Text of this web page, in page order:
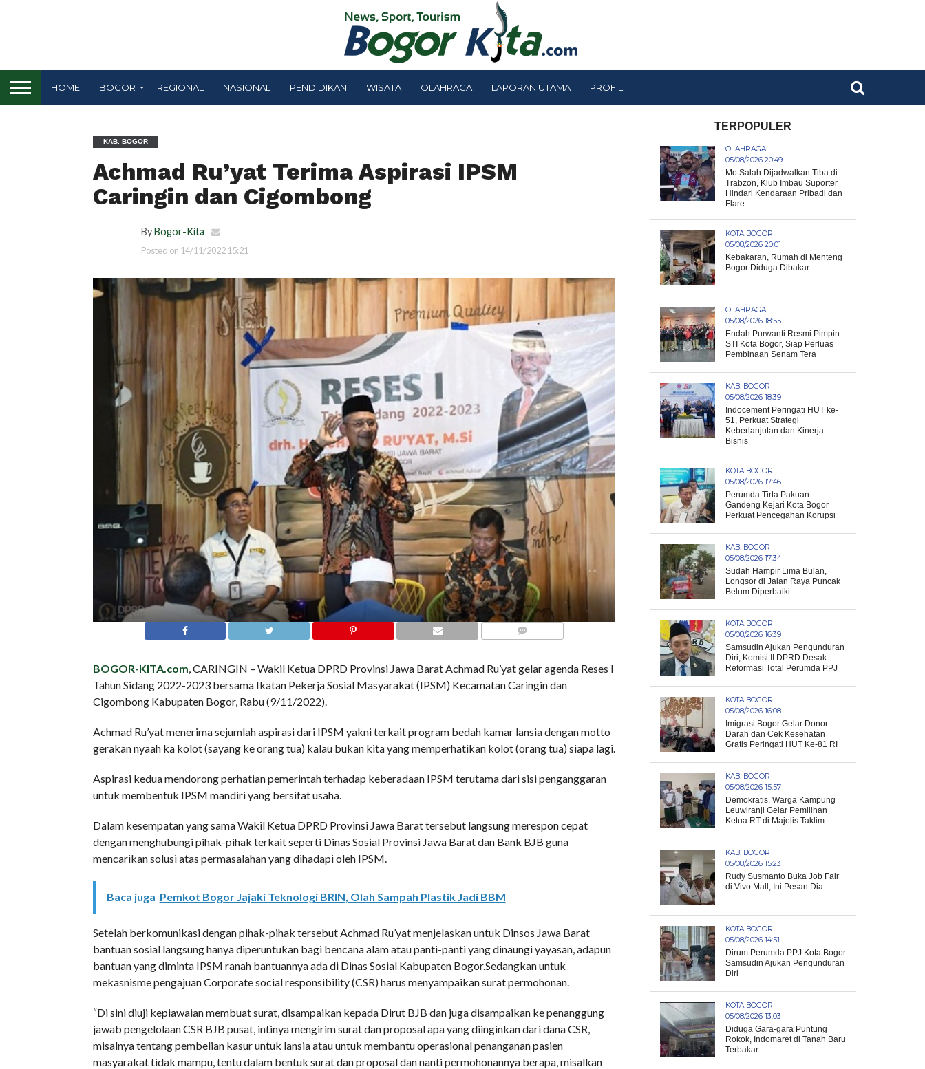
HOME BOGOR REGIONAL NASIONAL PENDIDIKAN WISATA OLAHRAGA LAPORAN UTAMA PROFIL
KAB. BOGOR
Achmad Ru’yat Terima Aspirasi IPSM
Caringin dan Cigombong
ByBogor-Kita
Posted on 14/11/2022 15:21
BOGOR-KITA.com, CARINGIN – Wakil Ketua DPRD Provinsi Jawa Barat Achmad Ru’yat gelar agenda Reses I
Tahun Sidang 2022-2023 bersama Ikatan Pekerja Sosial Masyarakat (IPSM) Kecamatan Caringin dan
Cigombong Kabupaten Bogor, Rabu (9/11/2022).
Achmad Ru’yat menerima sejumlah aspirasi dari IPSM yakni terkait program bedah kamar lansia dengan motto
gerakan nyaah ka kolot (sayang ke orang tua) kalau bukan kita yang memperhatikan kolot (orang tua) siapa lagi.
Aspirasi kedua mendorong perhatian pemerintah terhadap keberadaan IPSM terutama dari sisi penganggaran
untuk membentuk IPSM mandiri yang bersifat usaha.
Dalam kesempatan yang sama Wakil Ketua DPRD Provinsi Jawa Barat tersebut langsung merespon cepat
dengan menghubungi pihak-pihak terkait seperti Dinas Sosial Provinsi Jawa Barat dan Bank BJB guna
mencarikan solusi atas permasalahan yang dihadapi oleh IPSM.
Baca juga Pemkot Bogor Jajaki Teknologi BRIN, Olah Sampah Plastik Jadi BBM
Setelah berkomunikasi dengan pihak-pihak tersebut Achmad Ru’yat menjelaskan untuk Dinsos Jawa Barat
bantuan sosial langsung hanya diperuntukan bagi bencana alam atau panti-panti yang dinaungi yayasan, adapun
bantuan yang diminta IPSM ranah bantuannya ada di Dinas Sosial Kabupaten Bogor.Sedangkan untuk
mekasnisme pengajuan Corporate social responsibility (CSR) harus menyampaikan surat permohonan.
“Di sini diuji kepiawaian membuat surat, disampaikan kepada Dirut BJB dan juga disampaikan ke penanggung
jawab pengelolaan CSR BJB pusat, intinya mengirim surat dan proposal apa yang diinginkan dari dana CSR,
misalnya tentang pembelian kasur untuk lansia atau untuk membantu operasional penanganan pasien
masyarakat tidak mampu, tentu dalam bentuk surat dan proposal dan nanti permohonannya berapa, misalkan
TERPOPULER
OLAHRAGA
05/08/2026 20:49
Mo Salah Dijadwalkan Tiba di
Trabzon, Klub Imbau Suporter
Hindari Kendaraan Pribadi dan
Flare
KOTA BOGOR
05/08/2026 20:01
Kebakaran, Rumah di Menteng
Bogor Diduga Dibakar
OLAHRAGA
05/08/2026 18:55
Endah Purwanti Resmi Pimpin
STI Kota Bogor, Siap Perluas
Pembinaan Senam Tera
KAB. BOGOR
05/08/2026 18:39
Indocement Peringati HUT ke-
51, Perkuat Strategi
Keberlanjutan dan Kinerja
Bisnis
KOTA BOGOR
05/08/2026 17:46
Perumda Tirta Pakuan
Gandeng Kejari Kota Bogor
Perkuat Pencegahan Korupsi
KAB. BOGOR
05/08/2026 17:34
Sudah Hampir Lima Bulan,
Longsor di Jalan Raya Puncak
Belum Diperbaiki
KOTA BOGOR
05/08/2026 16:39
Samsudin Ajukan Pengunduran
Diri, Komisi II DPRD Desak
Reformasi Total Perumda PPJ
KOTA BOGOR
05/08/2026 16:08
Imigrasi Bogor Gelar Donor
Darah dan Cek Kesehatan
Gratis Peringati HUT Ke-81 RI
KAB. BOGOR
05/08/2026 15:57
Demokratis, Warga Kampung
Leuwiranji Gelar Pemilihan
Ketua RT di Majelis Taklim
KAB. BOGOR
05/08/2026 15:23
Rudy Susmanto Buka Job Fair
di Vivo Mall, Ini Pesan Dia
KOTA BOGOR
05/08/2026 14:51
Dirum Perumda PPJ Kota Bogor
Samsudin Ajukan Pengunduran
Diri
KOTA BOGOR
05/08/2026 13:03
Diduga Gara-gara Puntung
Rokok, Indomaret di Tanah Baru
Terbakar